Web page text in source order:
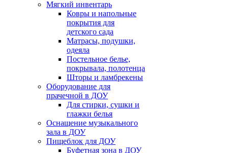
Мягкий инвентарь
Ковры и напольные
покрытия для
детского сада
Матрасы, подушки,
одеяла
Постельное белье,
покрывала, полотенца
Шторы и ламбрекены
Оборудование для
прачечной в ДОУ
Для стирки, сушки и
глажки белья
Оснащение музыкального
зала в ДОУ
Пищеблок для ДОУ
Буфетная зона в ДОУ